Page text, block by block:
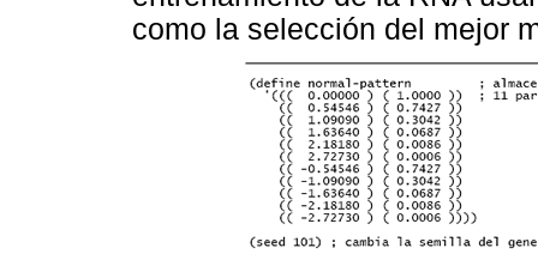
como la selección del mejor